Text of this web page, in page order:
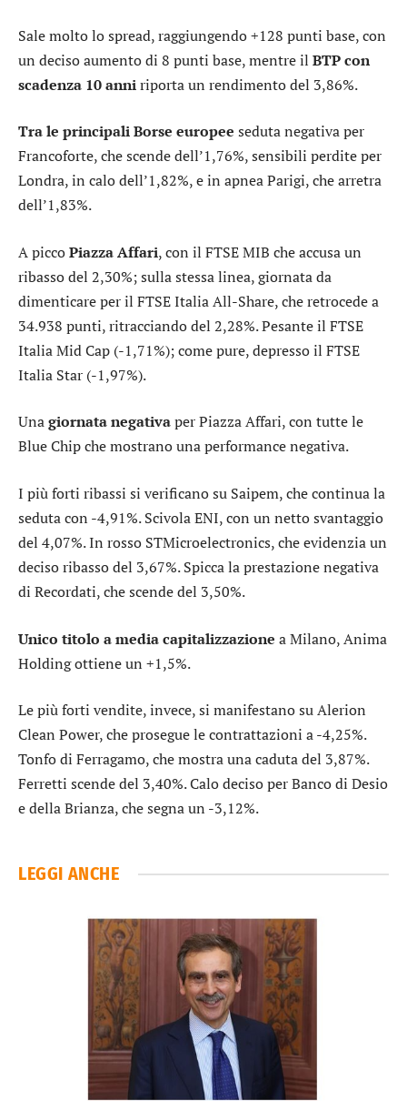
Sale molto lospread, raggiungendo +128 punti base, con
un deciso aumento di 8 punti base, mentre il BTP con
scadenza 10 anniriporta un rendimento del 3,86%.
Tra le principali Borse europee seduta negativa per
Francoforte, che scende dell’1,76%, sensibili perdite per
Londra, in calo dell’1,82%, e in apneaParigi, che arretra
dell’1,83%.
A piccoPiazza Affari, con il FTSE MIB che accusa un
ribasso del 2,30%; sulla stessa linea, giornata da
dimenticare per il FTSE Italia All-Share, che retrocede a
34.938 punti, ritracciando del 2,28%. Pesante il FTSE
Italia Mid Cap (-1,71%); come pure, depresso il FTSE
Italia Star (-1,97%).
Unagiornata negativaper Piazza Affari, con tutte le
Blue Chip che mostrano una performance negativa.
I più forti ribassi si verificano su Saipem, che continua la
seduta con -4,91%. ScivolaENI, con un netto svantaggio
del 4,07%. In rosso STMicroelectronics, che evidenzia un
deciso ribasso del 3,67%. Spicca la prestazione negativa
di Recordati, che scende del 3,50%.
Unico titolo a media capitalizzazione a Milano,Anima
Holdingottiene un +1,5%.
Le più forti vendite, invece, si manifestano suAlerion
Clean Power, che prosegue le contrattazioni a -4,25%.
Tonfo di Ferragamo, che mostra una caduta del 3,87%.
Ferretti scende del 3,40%. Calo deciso perBanco di Desio
e della Brianza, che segna un -3,12%.
LEGGI ANCHE